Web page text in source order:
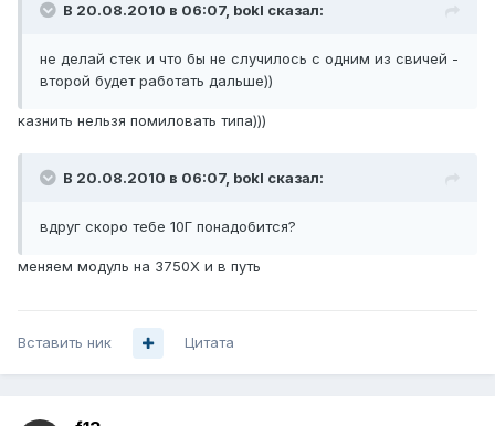
В 20.08.2010 в 06:07, bokl сказал:
не делай стек и что бы не случилось с одним из свичей -
второй будет работать дальше))
казнить нельзя помиловать типа)))
В 20.08.2010 в 06:07, bokl сказал:
вдруг скоро тебе 10Г понадобится?
меняем модуль на 3750X и в путь
Вставить ник Цитата